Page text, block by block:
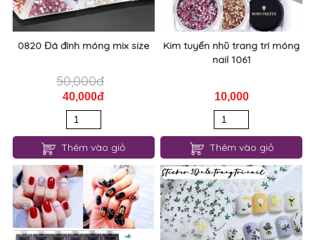
0820 Đá đính móng mix size
50,000đ
40,000đ
Thêm vào giỏ
Kim tuyến nhũ trang trí móng
nail 1061
10,000
Thêm vào giỏ